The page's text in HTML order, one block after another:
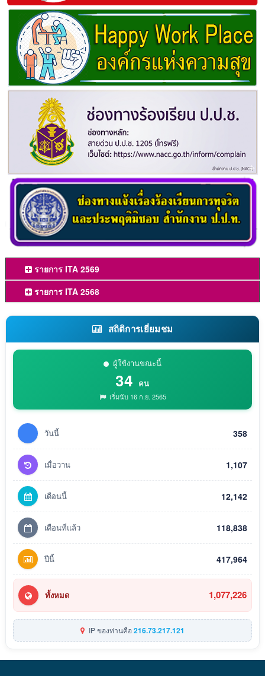
รายการ ITA 2569
รายการ ITA 2568
สถิติการเยี่ยมชม
ผู้ใช้งานขณะนี้
34 คน
เริ่มนับ 16 ก.ย. 2565
วันนี้ 358
เมื่อวาน 1,107
เดือนนี้ 12,142
เดือนที่แล้ว 118,838
ปีนี้ 417,964
ทั้งหมด 1,077,226
IP ของท่านคือ216.73.217.121